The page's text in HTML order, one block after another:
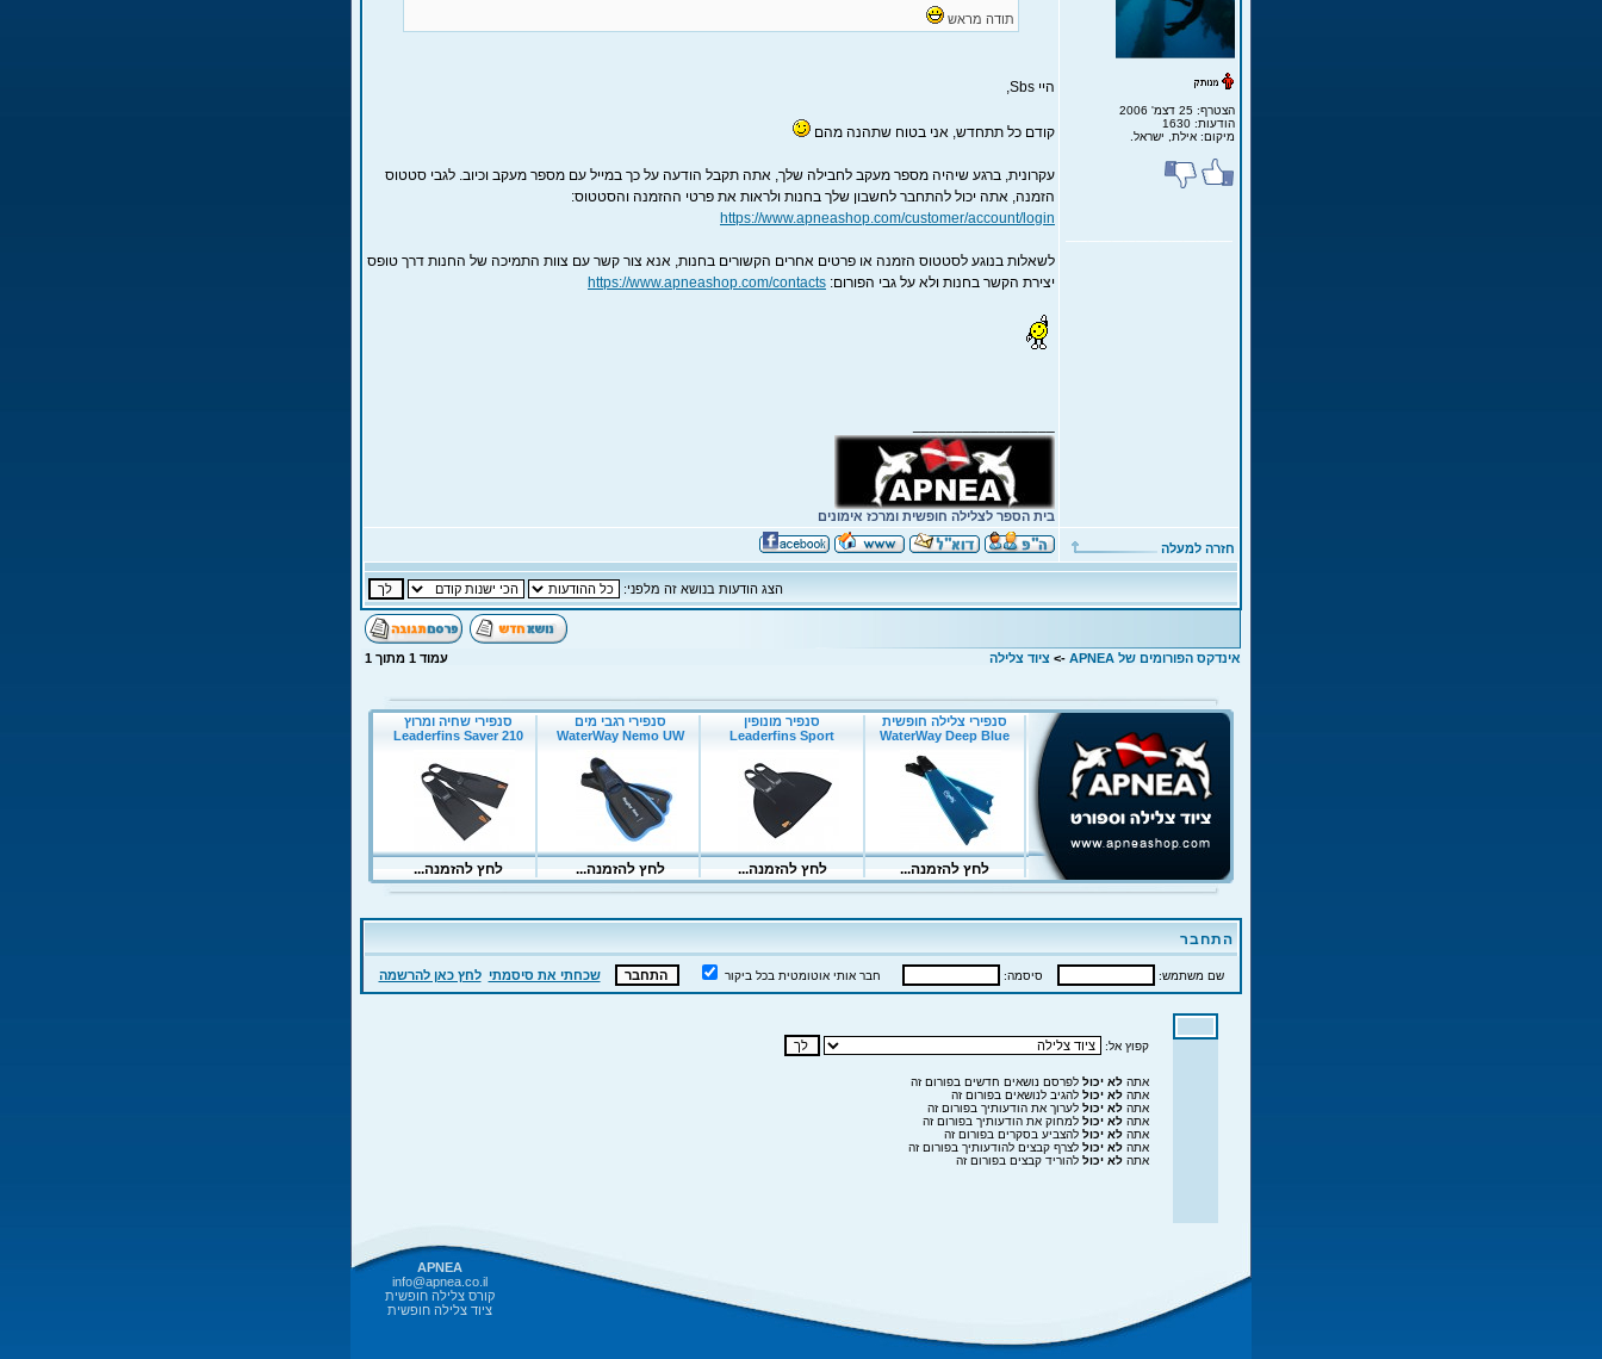
הצטרף: 25 דצמ' 2006
הודעות: 1630
מיקום: אילת, ישראל.
תודה מראש
היי Sbs,
קודם כל תתחדש, אני בטוח שתהנה מהם
עקרונית, ברגע שיהיה מספר מעקב לחבילה שלך, אתה תקבל הודעה על כך במייל עם מספר מעקב וכיוב. לגבי סטטוס
הזמנה, אתה יכול להתחבר לחשבון שלך בחנות ולראות את פרטי ההזמנה והסטטוס:
https://www.apneashop.com/customer/account/login
לשאלות בנוגע לסטטוס הזמנה או פרטים אחרים הקשורים בחנות, אנא צור קשר עם צוות התמיכה של החנות דרך טופס
יצירת הקשר בחנות ולא על גבי הפורום: https://www.apneashop.com/contacts
בית הספר לצלילה חופשית ומרכז אימונים
חזרה למעלה
הצג הודעות בנושא זה מלפני:
אינדקס הפורומים של APNEA -> ציוד צלילה עמוד 1 מתוך 1
התחבר
שם משתמש: סיסמה: חבר אותי אוטומטית בכל ביקור שכחתי את סיסמתי לחץ כאן להרשמה
קפוץ אל:
אתה לא יכול לפרסם נושאים חדשים בפורום זה
אתה לא יכול להגיב לנושאים בפורום זה
אתה לא יכול לערוך את הודעותיך בפורום זה
אתה לא יכול למחוק את הודעותיך בפורום זה
אתה לא יכול להצביע בסקרים בפורום זה
אתה לא יכול לצרף קבצים להודעותיך בפורום זה
אתה לא יכול להוריד קבצים בפורום זה
APNEA
info@apnea.co.il
קורס צלילה חופשית
ציוד צלילה חופשית